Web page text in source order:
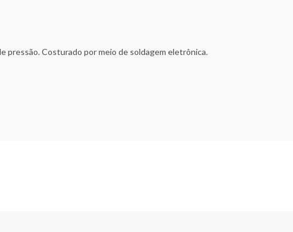
pressão. Costurado por meio de soldagem eletrônica.